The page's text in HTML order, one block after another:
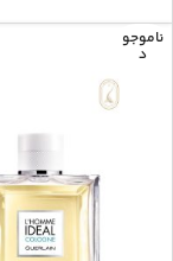
ناموجو
د